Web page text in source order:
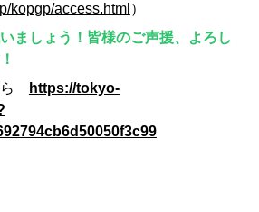
kopgp/access.html ）
ましょう！皆様のご声援、よろし
ら
https://tokyo-